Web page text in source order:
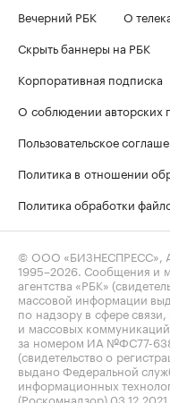
Вечерний РБК
О
Скрыть баннеры на РБК
Корпоративная подписка
О соблюдении авторских
Пользовательское
Политика в отношении
Политика обработки
© ООО «БИЗНЕСПРЕСС»,
1995–2026 . Сообщения и
агентства «РБК»
массовой информации
по надзору в сфере
и массовых
за номером ИА №ФС77-
(свидетельство о
выдано Федеральной
информационных
(Роскомнадзор)